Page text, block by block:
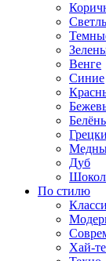
Венге
Синие
Дуб
По стилю
Хай-